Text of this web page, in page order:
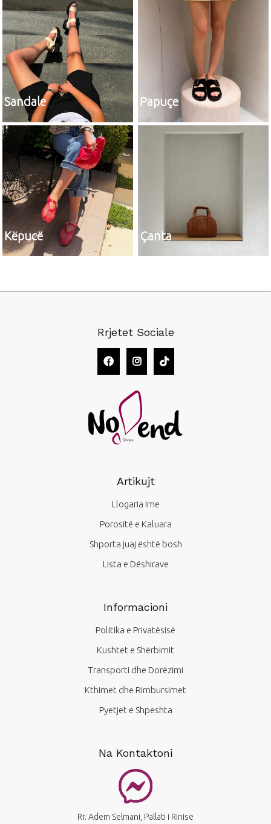
Sandale Papuçe
Këpucë Çanta
Rrjetet Sociale
Artikujt
Llogaria Ime
Porositë e Kaluara
Shporta juaj është bosh
Lista e Dëshirave
Informacioni
Politika e Privatësisë
Kushtet e Shërbimit
Transporti dhe Dorëzimi
Kthimet dhe Rimbursimet
Pyetjet e Shpeshta
Na Kontaktoni
Rr. Adem Selmani, Pallati i Rinisë